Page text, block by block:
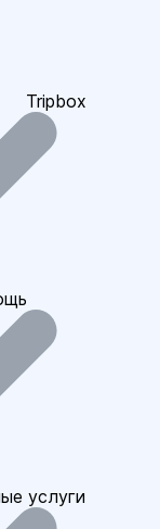
Tripbox
услуги